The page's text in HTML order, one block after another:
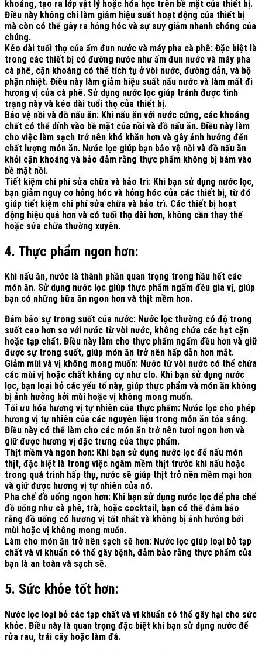
khoáng, tạo ra lớp vật lý hoặc hóa học trên bề mặt của thiết bị.
Điều này không chỉ làm giảm hiệu suất hoạt động của thiết bị
mà còn có thể gây ra hỏng hóc và sự suy giảm nhanh chóng của
chúng.
Kéo dài tuổi thọ của ấm đun nước và máy pha cà phê: Đặc biệt là
trong các thiết bị có đường nước như ấm đun nước và máy pha
cà phê, cặn khoáng có thể tích tụ ở vòi nước, đường dẫn, và bộ
phận nhiệt. Điều này làm giảm hiệu suất nấu nước và làm mất đi
hương vị của cà phê. Sử dụng nước lọc giúp tránh được tình
trạng này và kéo dài tuổi thọ của thiết bị.
Bảo vệ nồi và đồ nấu ăn: Khi nấu ăn với nước cứng, các khoáng
chất có thể dính vào bề mặt của nồi và đồ nấu ăn. Điều này làm
cho việc làm sạch trở nên khó khăn hơn và gây ảnh hưởng đến
chất lượng món ăn. Nước lọc giúp bạn bảo vệ nồi và đồ nấu ăn
khỏi cặn khoáng và bảo đảm rằng thực phẩm không bị bám vào
bề mặt nồi.
Tiết kiệm chi phí sửa chữa và bảo trì: Khi bạn sử dụng nước lọc,
bạn giảm nguy cơ hỏng hóc và hỏng hóc của các thiết bị, từ đó
giúp tiết kiệm chi phí sửa chữa và bảo trì. Các thiết bị hoạt
động hiệu quả hơn và có tuổi thọ dài hơn, không cần thay thế
hoặc sửa chữa thường xuyên.
4. Thực phẩm ngon hơn:
Khi nấu ăn, nước là thành phần quan trọng trong hầu hết các
món ăn. Sử dụng nước lọc giúp thực phẩm ngấm đều gia vị, giúp
bạn có những bữa ăn ngon hơn và thịt mềm hơn.
Đảm bảo sự trong suốt của nước: Nước lọc thường có độ trong
suốt cao hơn so với nước từ vòi nước, không chứa các hạt cặn
hoặc tạp chất. Điều này làm cho thực phẩm ngấm đều hơn và giữ
được sự trong suốt, giúp món ăn trở nên hấp dẫn hơn mắt.
Giảm mùi và vị không mong muốn: Nước từ vòi nước có thể chứa
các mùi vị hoặc chất kháng cự như clo. Khi bạn sử dụng nước
lọc, bạn loại bỏ các yếu tố này, giúp thực phẩm và món ăn không
bị ảnh hưởng bởi mùi hoặc vị không mong muốn.
Tối ưu hóa hương vị tự nhiên của thực phẩm: Nước lọc cho phép
hương vị tự nhiên của các nguyên liệu trong món ăn tỏa sáng.
Điều này có thể làm cho các món ăn trở nên tươi ngon hơn và
giữ được hương vị đặc trưng của thực phẩm.
Thịt mềm và ngon hơn: Khi bạn sử dụng nước lọc để nấu món
thịt, đặc biệt là trong việc ngâm mềm thịt trước khi nấu hoặc
trong quá trình hấp thụ, nước sẽ giúp thịt trở nên mềm mại hơn
và giữ được hương vị tự nhiên của nó.
Pha chế đồ uống ngon hơn: Khi bạn sử dụng nước lọc để pha chế
đồ uống như cà phê, trà, hoặc cocktail, bạn có thể đảm bảo
rằng đồ uống có hương vị tốt nhất và không bị ảnh hưởng bởi
mùi hoặc vị không mong muốn.
Làm cho món ăn trở nên sạch sẽ hơn: Nước lọc giúp loại bỏ tạp
chất và vi khuẩn có thể gây bệnh, đảm bảo rằng thực phẩm của
bạn là an toàn và sạch sẽ.
5. Sức khỏe tốt hơn:
Nước lọc loại bỏ các tạp chất và vi khuẩn có thể gây hại cho sức
khỏe. Điều này là quan trọng đặc biệt khi bạn sử dụng nước để
rửa rau, trái cây hoặc làm đá.